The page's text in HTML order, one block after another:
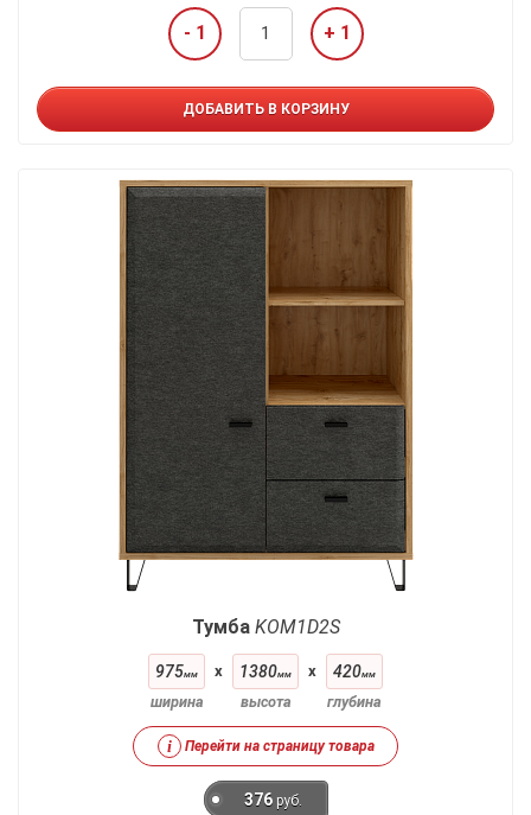
- 1 + 1
ДОБАВИТЬ В КОРЗИНУ
Тумба KOM1D2S
975мм
ширина
x 1380мм
высота
x 420мм
глубина
i Перейти на страницу товара
376 руб.